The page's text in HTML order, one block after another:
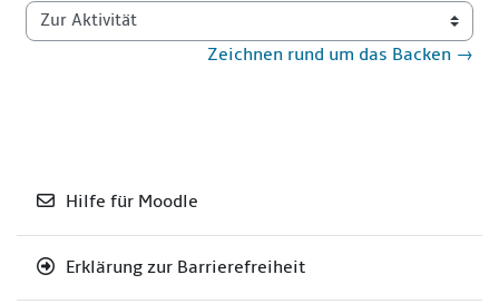
Zur Aktivität
Zeichnen rund um das Backen →
Hilfe für Moodle
Erklärung zur Barrierefreiheit